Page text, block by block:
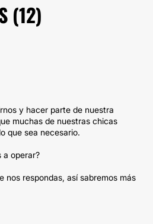
(12)
y hacer parte de nuestra
muchas de nuestras chicas
que sea necesario.
a operar?
nos respondas, así sabremos más